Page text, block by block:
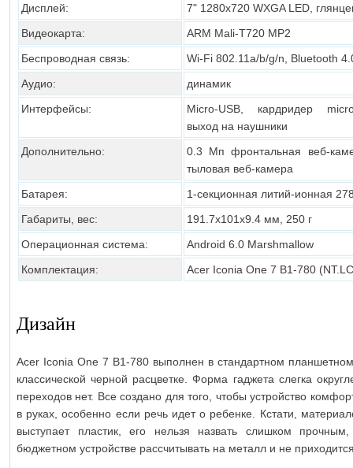
Дисплей:
7" 1280х720 WXGA LED,
Видеокарта:
ARM Mali-T720 MP2
Беспроводная связь:
Wi-Fi 802.11a/b/g/n, Bluetooth
Аудио:
динамик
Интерфейсы:
Micro-USB, кардридер
выход на наушники
Дополнительно:
0.3 Мп фронтальная веб-
тыловая веб-камера
Батарея:
1-секционная литий-ионная
Габариты, вес:
191.7х101х9.4 мм, 250 г
Операционная система:
Android 6.0 Marshmallow
Комплектация:
Acer Iconia One 7 B1-780
Дизайн
Acer Iconia One 7 B1-780 выполнен в стандартном
классической черной расцветке. Форма гаджета слегка
переходов нет. Все создано для того, чтобы устройство
в руках, особенно если речь идет о ребенке. Кстати,
выступает пластик, его нельзя назвать слишком
бюджетном устройстве рассчитывать на металл и не